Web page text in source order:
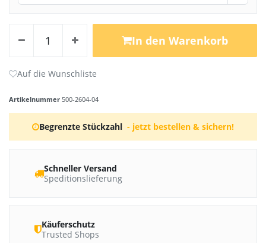
In den Warenkorb
Artikelnummer 500-2604-04
Begrenzte Stückzahl - jetzt bestellen & sichern!
Schneller Versand
Speditionslieferung
Käuferschutz
Trusted Shops